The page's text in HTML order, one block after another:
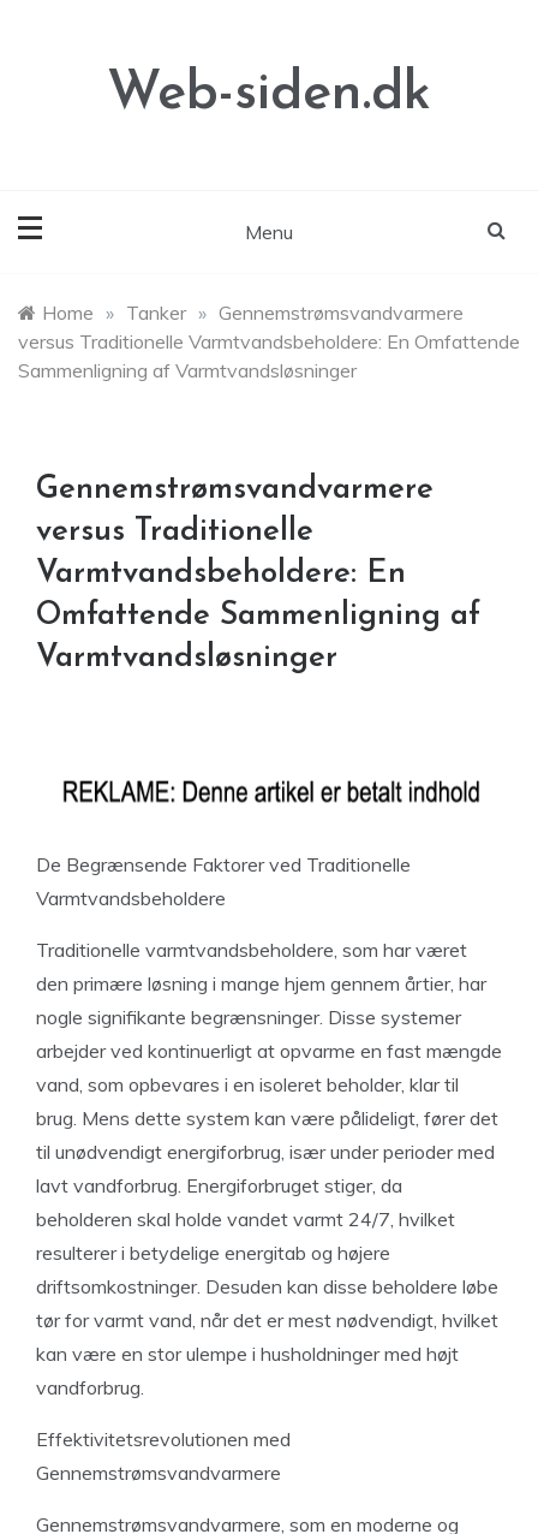
Web-siden.dk
Menu
Home » Tanker » Gennemstrømsvandvarmere
versus Traditionelle Varmtvandsbeholdere: En Omfattende
Sammenligning af Varmtvandsløsninger
Gennemstrømsvandvarmere
versus Traditionelle
Varmtvandsbeholdere: En
Omfattende Sammenligning af
Varmtvandsløsninger
De Begrænsende Faktorer ved Traditionelle
Varmtvandsbeholdere
Traditionelle varmtvandsbeholdere, som har været
den primære løsning i mange hjem gennem årtier, har
nogle signifikante begrænsninger. Disse systemer
arbejder ved kontinuerligt at opvarme en fast mængde
vand, som opbevares i en isoleret beholder, klar til
brug. Mens dette system kan være pålideligt, fører det
til unødvendigt energiforbrug, især under perioder med
lavt vandforbrug. Energiforbruget stiger, da
beholderen skal holde vandet varmt 24/7, hvilket
resulterer i betydelige energitab og højere
driftsomkostninger. Desuden kan disse beholdere løbe
tør for varmt vand, når det er mest nødvendigt, hvilket
kan være en stor ulempe i husholdninger med højt
vandforbrug.
Effektivitetsrevolutionen med
Gennemstrømsvandvarmere
Gennemstrømsvandvarmere, som en moderne og